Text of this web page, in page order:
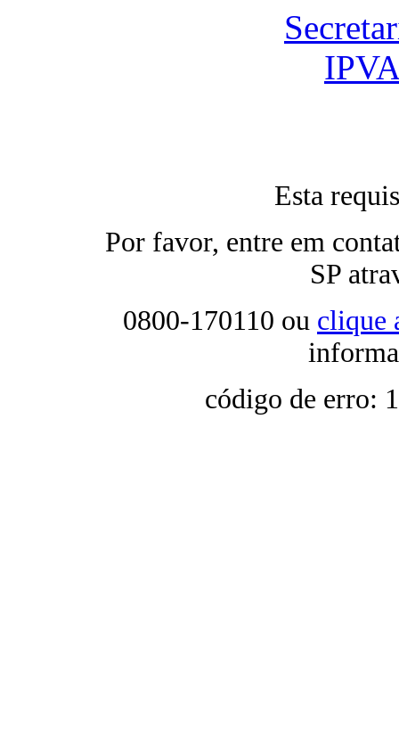
Esta
Por favor, entre em
SP
0800-170110 ou clique
código de erro: